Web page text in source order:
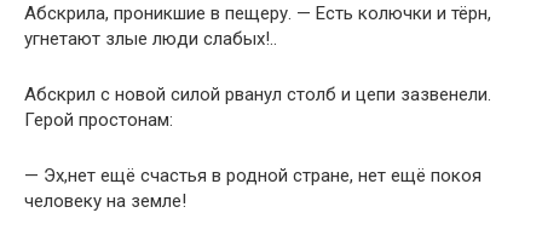
Абскрила, проникшие в пещеру. — Есть колючки и тёрн,
угнетают злые люди слабых!..
Абскрил с новой силой рванул столб и цепи зазвенели.
Герой простонам:
— Эх,нет ещё счастья в родной стране, нет ещё покоя
человеку на земле!